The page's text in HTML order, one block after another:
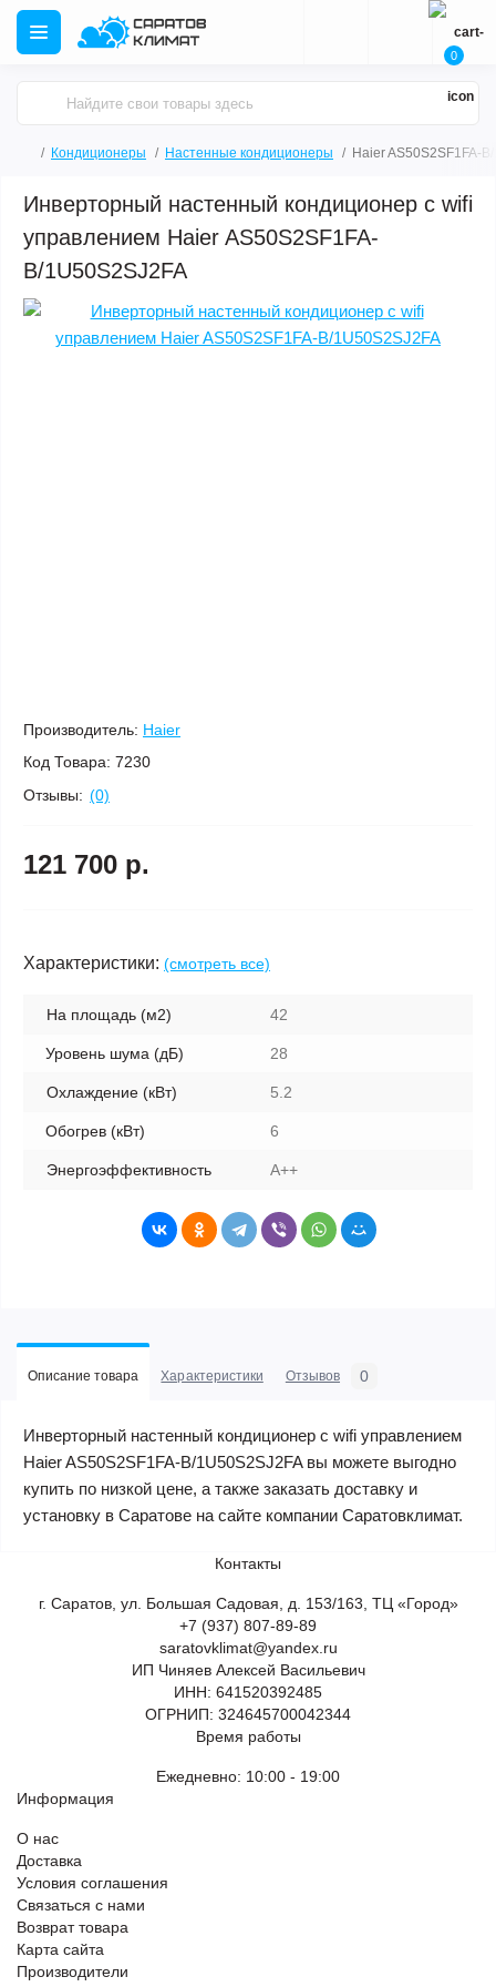
0
Кондиционеры Настенные кондиционеры Haier AS50S2SF1FA-
Инверторный настенный кондиционер с wifi
управлением Haier AS50S2SF1FA-
B/1U50S2SJ2FA
Производитель: Haier
Код Товара: 7230
Отзывы: (0)
121 700 р.
Характеристики: (смотреть все)
На площадь (м2) 42
Уровень шума (дБ) 28
Охлаждение (кВт) 5.2
Обогрев (кВт) 6
Энергоэффективность A++
Описание товара Характеристики Отзывов 0
Инверторный настенный кондиционер с wifi управлением
Haier AS50S2SF1FA-B/1U50S2SJ2FA вы можете выгодно
купить по низкой цене, а также заказать доставку и
установку в Саратове на сайте компании Саратовклимат.
Контакты
г. Саратов, ул. Большая Садовая, д. 153/163, ТЦ «Город»
+7 (937) 807-89-89
saratovklimat@yandex.ru
ИП Чиняев Алексей Васильевич
ИНН: 641520392485
ОГРНИП: 324645700042344
Время работы
Ежедневно: 10:00 - 19:00
Информация
О нас
Доставка
Условия соглашения
Связаться с нами
Возврат товара
Карта сайта
Производители